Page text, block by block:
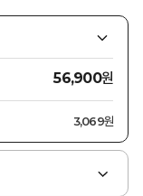
56,900원
3,069원